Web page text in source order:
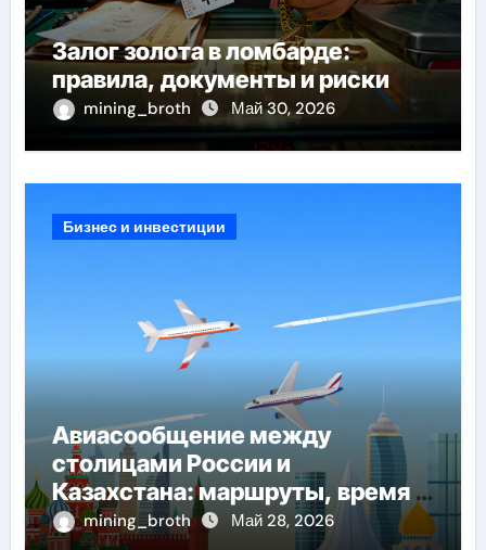
Залог золота в ломбарде:
правила, документы и риски
mining_broth Май 30, 2026
Бизнес и инвестиции
Авиасообщение между
столицами России и
Казахстана: маршруты, время в
пути и особенности перелёта
mining_broth Май 28, 2026